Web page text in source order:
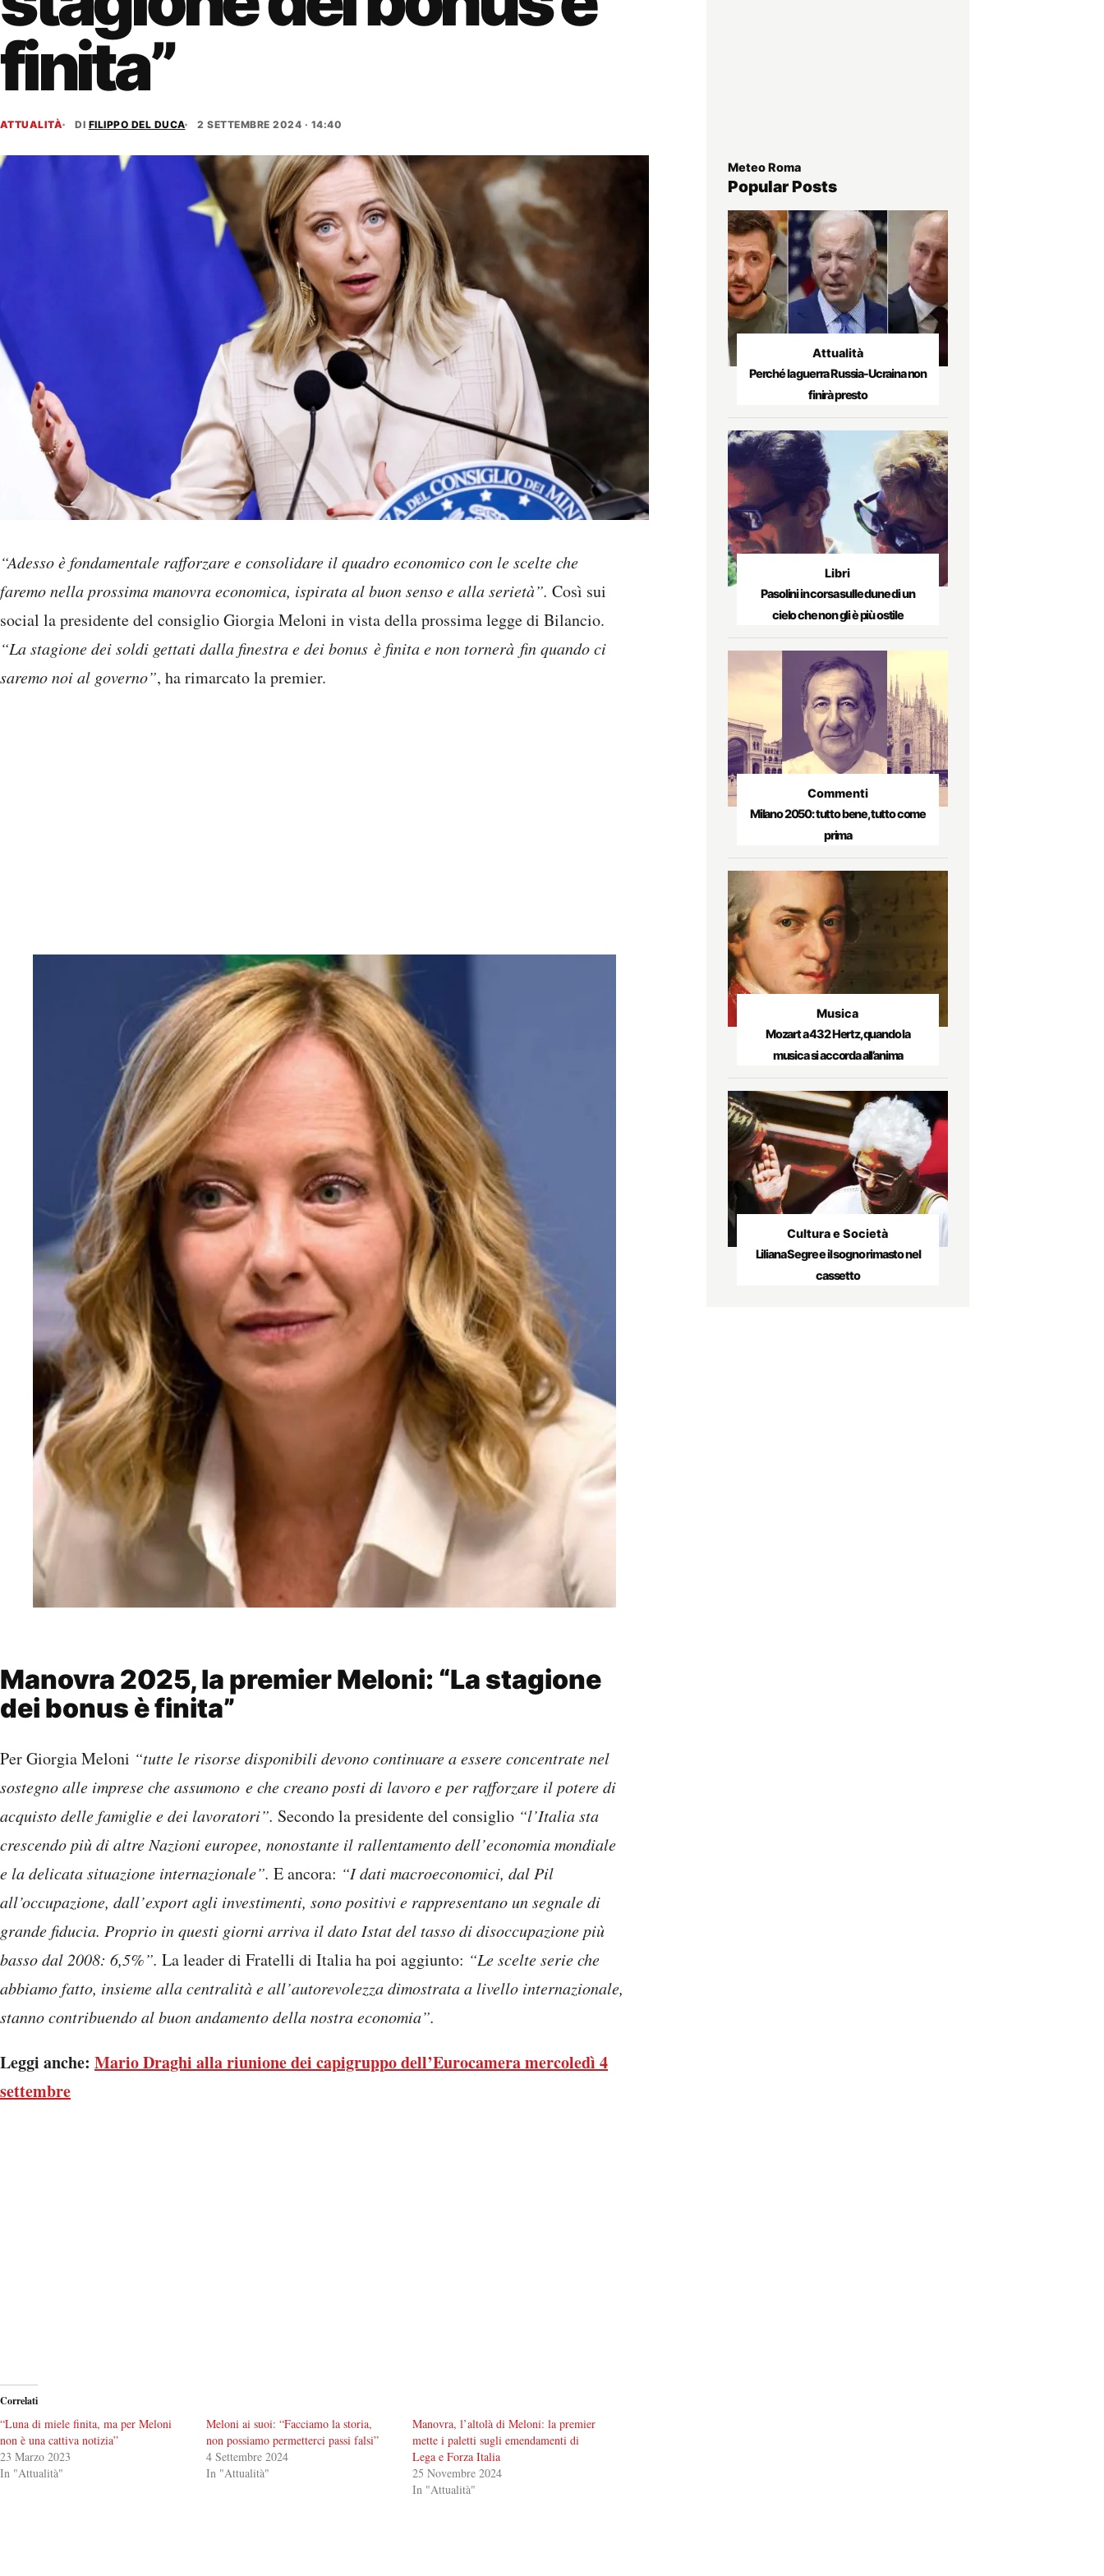
finita”
ATTUALITÀ DI FILIPPO DEL DUCA 2 SETTEMBRE 2024 · 14:40
“Adesso è fondamentale rafforzare e consolidare il quadro economico con le scelte che
faremo nella prossima manovra economica, ispirata al buon senso e alla serietà”. Così sui
social la presidente del consiglio Giorgia Meloni in vista della prossima legge di Bilancio.
“La stagione dei soldi gettati dalla finestra e dei bonus è finita e non tornerà fin quando ci
saremo noi al governo”, ha rimarcato la premier.
Manovra 2025, la premier Meloni: “La stagione
dei bonus è finita”
Per Giorgia Meloni “tutte le risorse disponibili devono continuare a essere concentrate nel
sostegno alle imprese che assumono e che creano posti di lavoro e per rafforzare il potere di
acquisto delle famiglie e dei lavoratori”. Secondo la presidente del consiglio “l’Italia sta
crescendo più di altre Nazioni europee, nonostante il rallentamento dell’economia mondiale
e la delicata situazione internazionale”. E ancora: “I dati macroeconomici, dal Pil
all’occupazione, dall’export agli investimenti, sono positivi e rappresentano un segnale di
grande fiducia. Proprio in questi giorni arriva il dato Istat del tasso di disoccupazione più
basso dal 2008: 6,5%”. La leader di Fratelli di Italia ha poi aggiunto: “Le scelte serie che
abbiamo fatto, insieme alla centralità e all’autorevolezza dimostrata a livello internazionale,
stanno contribuendo al buon andamento della nostra economia”.
Leggi anche: Mario Draghi alla riunione dei capigruppo dell’Eurocamera mercoledì 4
settembre
Correlati
“Luna di miele finita, ma per Meloni
non è una cattiva notizia”
23 Marzo 2023
In "Attualità"
Meloni ai suoi: “Facciamo la storia,
non possiamo permetterci passi falsi”
4 Settembre 2024
In "Attualità"
Manovra, l’altolà di Meloni: la premier
mette i paletti sugli emendamenti di
Lega e Forza Italia
25 Novembre 2024
In "Attualità"
Meteo Roma
Popular Posts
Attualità
Perché la guerra Russia-Ucraina non
finirà presto
Libri
Pasolini in corsa sulle dune di un
cielo che non gli è più ostile
Commenti
Milano 2050: tutto bene, tutto come
prima
Musica
Mozart a 432 Hertz, quando la
musica si accorda all’anima
Cultura e Società
Liliana Segre e il sogno rimasto nel
cassetto